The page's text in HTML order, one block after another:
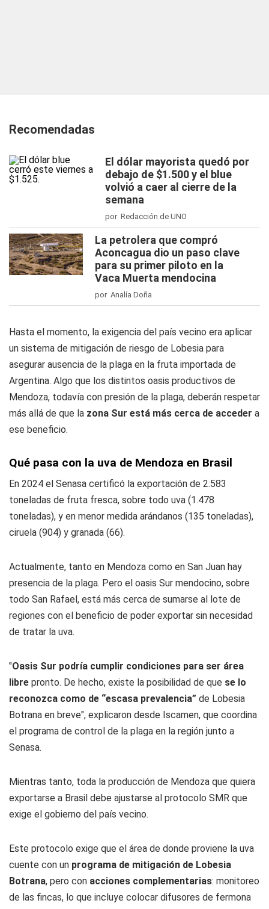
Recomendadas
El dólar mayorista quedó por
debajo de $1.500 y el blue
volvió a caer al cierre de la
semana
por Redacción de UNO
La petrolera que compró
Aconcagua dio un paso clave
para su primer piloto en la
Vaca Muerta mendocina
por Analía Doña
Hasta el momento, la exigencia del país vecino era aplicar
un sistema de mitigación de riesgo de Lobesia para
asegurar ausencia de la plaga en la fruta importada de
Argentina. Algo que los distintos oasis productivos de
Mendoza, todavía con presión de la plaga, deberán respetar
más allá de que la zona Sur está más cerca de acceder a
ese beneficio.
Qué pasa con la uva de Mendoza en Brasil
En 2024 el Senasa certificó la exportación de 2.583
toneladas de fruta fresca, sobre todo uva (1.478
toneladas), y en menor medida arándanos (135 toneladas),
ciruela (904) y granada (66).
Actualmente, tanto en Mendoza como en San Juan hay
presencia de la plaga. Pero el oasis Sur mendocino, sobre
todo San Rafael, está más cerca de sumarse al lote de
regiones con el beneficio de poder exportar sin necesidad
de tratar la uva.
"Oasis Sur podría cumplir condiciones para ser área
libre pronto. De hecho, existe la posibilidad de que se lo
reconozca como de “escasa prevalencia” de Lobesia
Botrana en breve", explicaron desde Iscamen, que coordina
el programa de control de la plaga en la región junto a
Senasa.
Mientras tanto, toda la producción de Mendoza que quiera
exportarse a Brasil debe ajustarse al protocolo SMR que
exige el gobierno del país vecino.
Este protocolo exige que el área de donde proviene la uva
cuente con un programa de mitigación de Lobesia
Botrana, pero con acciones complementarias: monitoreo
de las fincas, lo que incluye colocar difusores de fermona